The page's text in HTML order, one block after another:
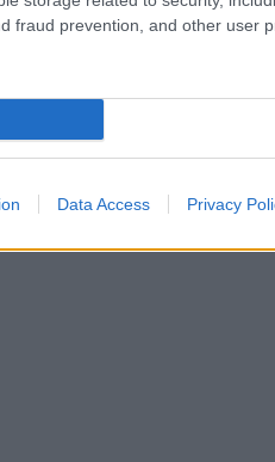
fraud prevention, and other user
Data Access Privacy